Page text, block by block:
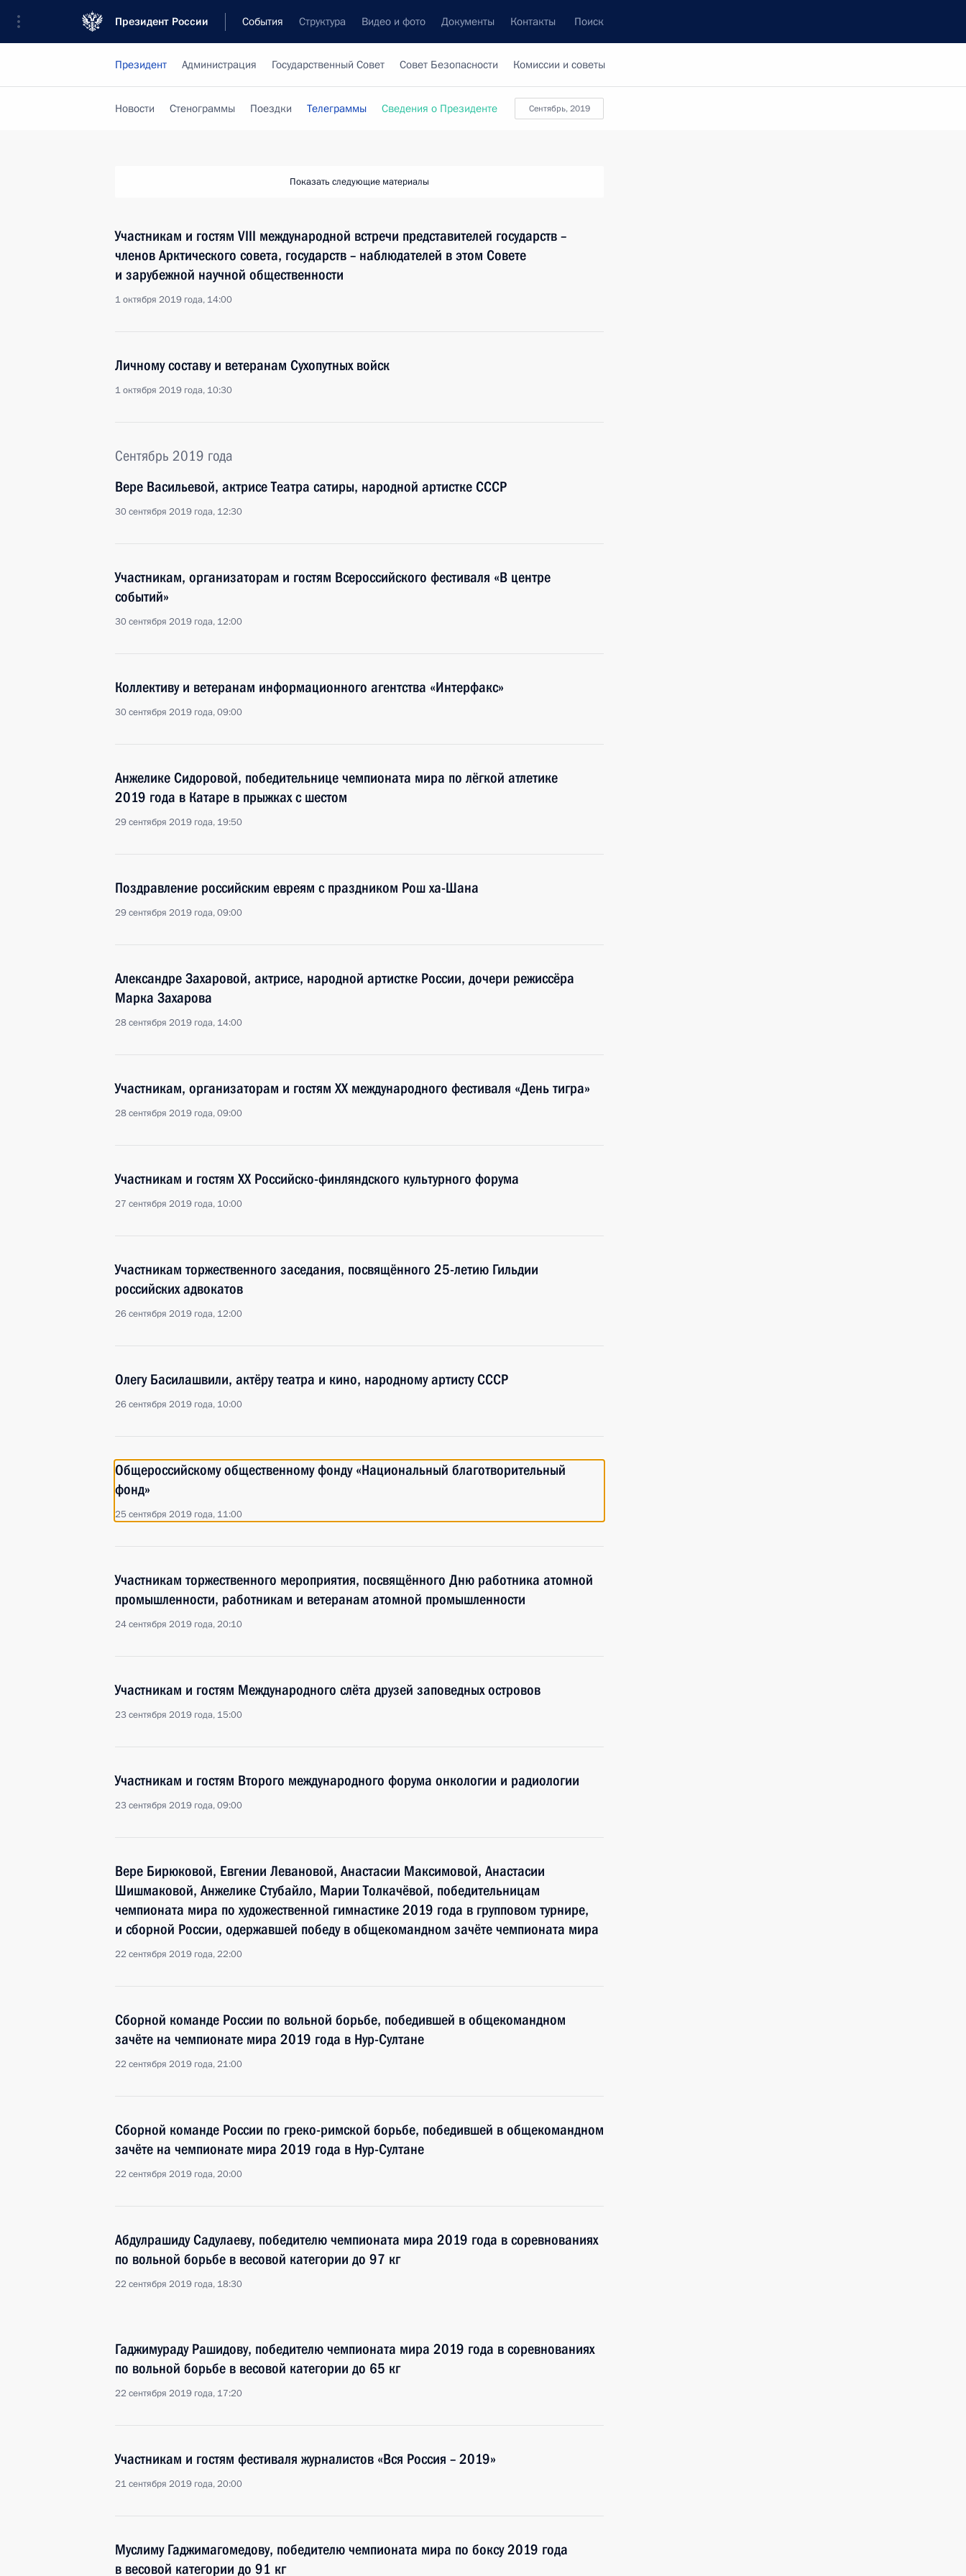
Президент России События Структура Видео и фото Документы Контакты Поиск
Президент Администрация Государственный Совет Совет Безопасности Комиссии и советы
сентябрь, 2019
Новости Стенограммы Поездки Телеграммы Сведения о Президенте
Показать следующие материалы
Участникам и гостям VIII международной встречи представителей государств –
членов Арктического совета, государств – наблюдателей в этом Совете
и зарубежной научной общественности
1 октября 2019 года, 14:00
Личному составу и ветеранам Сухопутных войск
1 октября 2019 года, 10:30
Сентябрь 2019 года
Вере Васильевой, актрисе Театра сатиры, народной артистке СССР
30 сентября 2019 года, 12:30
Участникам, организаторам и гостям Всероссийского фестиваля «В центре
событий»
30 сентября 2019 года, 12:00
Коллективу и ветеранам информационного агентства «Интерфакс»
30 сентября 2019 года, 09:00
Анжелике Сидоровой, победительнице чемпионата мира по лёгкой атлетике
2019 года в Катаре в прыжках с шестом
29 сентября 2019 года, 19:50
Поздравление российским евреям с праздником Рош ха-Шана
29 сентября 2019 года, 09:00
Александре Захаровой, актрисе, народной артистке России, дочери режиссёра
Марка Захарова
28 сентября 2019 года, 14:00
Участникам, организаторам и гостям XX международного фестиваля «День тигра»
28 сентября 2019 года, 09:00
Участникам и гостям XX Российско-финляндского культурного форума
27 сентября 2019 года, 10:00
Участникам торжественного заседания, посвящённого 25-летию Гильдии
российских адвокатов
26 сентября 2019 года, 12:00
Олегу Басилашвили, актёру театра и кино, народному артисту СССР
26 сентября 2019 года, 10:00
Общероссийскому общественному фонду «Национальный благотворительный
фонд»
25 сентября 2019 года, 11:00
Участникам торжественного мероприятия, посвящённого Дню работника атомной
промышленности, работникам и ветеранам атомной промышленности
24 сентября 2019 года, 20:10
Участникам и гостям Международного слёта друзей заповедных островов
23 сентября 2019 года, 15:00
Участникам и гостям Второго международного форума онкологии и радиологии
23 сентября 2019 года, 09:00
Вере Бирюковой, Евгении Левановой, Анастасии Максимовой, Анастасии
Шишмаковой, Анжелике Стубайло, Марии Толкачёвой, победительницам
чемпионата мира по художественной гимнастике 2019 года в групповом турнире,
и сборной России, одержавшей победу в общекомандном зачёте чемпионата мира
22 сентября 2019 года, 22:00
Сборной команде России по вольной борьбе, победившей в общекомандном
зачёте на чемпионате мира 2019 года в Нур-Султане
22 сентября 2019 года, 21:00
Сборной команде России по греко-римской борьбе, победившей в общекомандном
зачёте на чемпионате мира 2019 года в Нур-Султане
22 сентября 2019 года, 20:00
Абдулрашиду Садулаеву, победителю чемпионата мира 2019 года в соревнованиях
по вольной борьбе в весовой категории до 97 кг
22 сентября 2019 года, 18:30
Гаджимураду Рашидову, победителю чемпионата мира 2019 года в соревнованиях
по вольной борьбе в весовой категории до 65 кг
22 сентября 2019 года, 17:20
Участникам и гостям фестиваля журналистов «Вся Россия – 2019»
21 сентября 2019 года, 20:00
Муслиму Гаджимагомедову, победителю чемпионата мира по боксу 2019 года
в весовой категории до 91 кг